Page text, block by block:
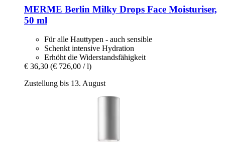
MERME Berlin Milky Drops Face Moisturiser,
50 ml
Für alle Hauttypen - auch sensible
Schenkt intensive Hydration
Erhöht die Widerstandsfähigkeit
€ 36,30 (€ 726,00 / l)
Zustellung bis 13. August